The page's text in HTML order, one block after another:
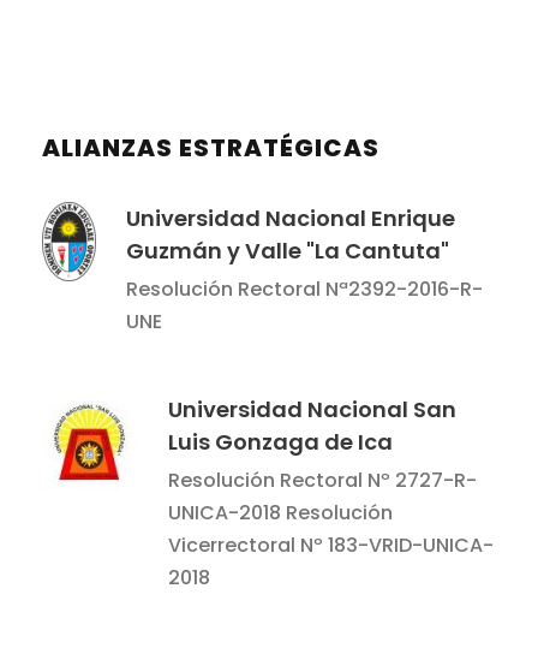
ALIANZAS ESTRATÉGICAS
Universidad Nacional Enrique
Guzmán y Valle "La Cantuta"
Resolución Rectoral Nª2392-2016-R-
UNE
Universidad Nacional San
Luis Gonzaga de Ica
Resolución Rectoral Nº 2727-R-
UNICA-2018 Resolución
Vicerrectoral Nº 183-VRID-UNICA-
2018